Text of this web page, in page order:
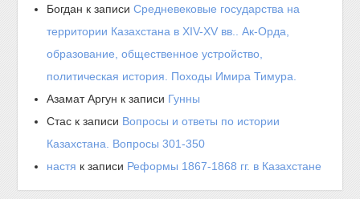
Богдан к записиСредневековые государства на
территории Казахстана в XIV-XV вв.. Ак-Орда,
образование, общественное устройство,
политическая история. Походы Имира Тимура.
Азамат Аргун к записи Гунны
Стас к записи Вопросы и ответы по истории
Казахстана. Вопросы 301-350
настя к записи Реформы 1867-1868 гг. в Казахстане